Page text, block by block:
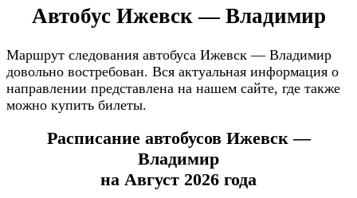
Автобус Ижевск — Владимир
Маршрут следования автобуса Ижевск — Владимир
довольно востребован. Вся актуальная информация о
направлении представлена на нашем сайте, где также
можно купить билеты.
Расписание автобусов Ижевск —
Владимир
на Август 2026 года